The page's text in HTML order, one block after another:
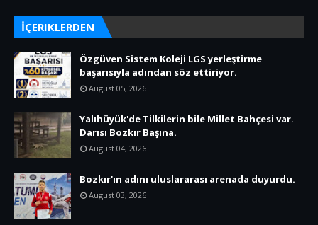
İÇERIKLERDEN
Özgüven Sistem Koleji LGS yerleştirme
başarısıyla adından söz ettiriyor.
August 05, 2026
Yalıhüyük'de Tilkilerin bile Millet Bahçesi var.
Darısı Bozkır Başına.
August 04, 2026
Bozkır'ın adını uluslararası arenada duyurdu.
August 03, 2026